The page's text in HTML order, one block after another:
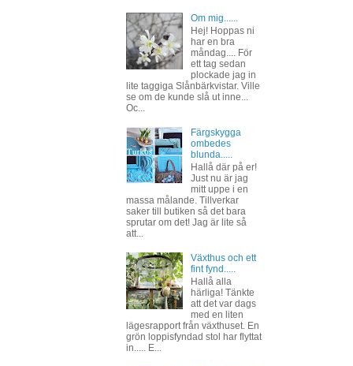
Om mig......
Hej! Hoppas ni
har en bra
måndag.... För
ett tag sedan
plockade jag in
lite taggiga Slånbärkvistar. Ville
se om de kunde slå ut inne...
Oc...
Färgskygga
ombedes
blunda.....
Hallå där på er!
Just nu är jag
mitt uppe i en
massa målande. Tillverkar
saker till butiken så det bara
sprutar om det! Jag är lite så
att...
Växthus och ett
fint fynd.....
Hallå alla
härliga! Tänkte
att det var dags
med en liten
lägesrapport från växthuset. En
grön loppisfyndad stol har flyttat
in..... E...